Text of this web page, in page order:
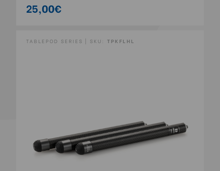
25,00€
TABLEPOD SERIES | SKU: TPKFLHL